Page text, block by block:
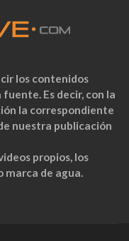
los contenidos
Es decir, con la
la correspondiente
nuestra publicación
propios, los
marca de agua.